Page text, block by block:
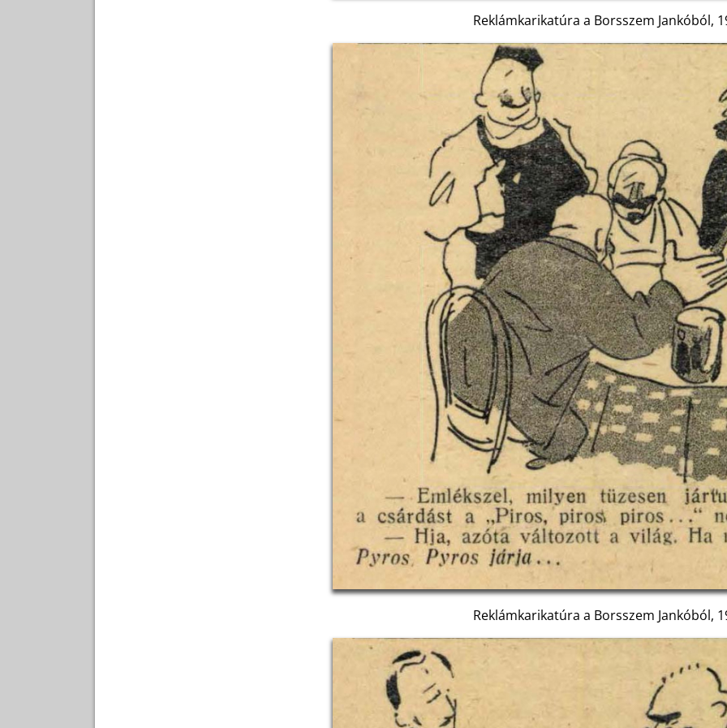
Reklámkarikatúra a Borsszem Jankóból,
Reklámkarikatúra a Borsszem Jankóból,